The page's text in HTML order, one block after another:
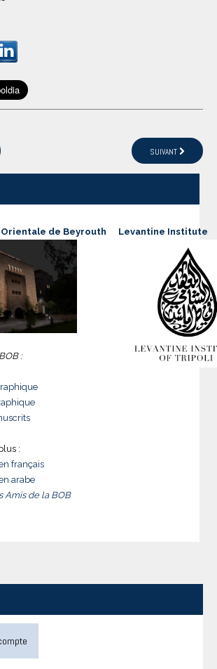
SUIVANT
de Beyrouth
:
:
français
arabe
Amis de la BOB
Levantine Institute